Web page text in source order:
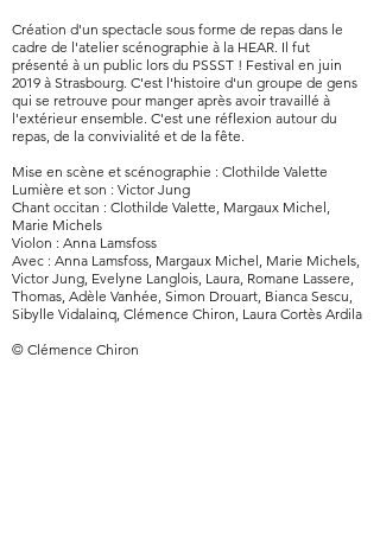
Création d'un spectacle sous forme de repas dans le
cadre de l'atelier scénographie à la HEAR. Il fut
présenté à un public lors du PSSST ! Festival en juin
2019 à Strasbourg. C'est l'histoire d'un groupe de gens
qui se retrouve pour manger après avoir travaillé à
l'extérieur ensemble. C'est une réflexion autour du
repas, de la convivialité et de la fête.
Mise en scène et scénographie : Clothilde Valette
Lumière et son : Victor Jung
Chant occitan : Clothilde Valette, Margaux Michel,
Marie Michels
Violon : Anna Lamsfoss
Avec : Anna Lamsfoss, Margaux Michel, Marie Michels,
Victor Jung, Evelyne Langlois, Laura, Romane Lassere,
Thomas, Adèle Vanhée, Simon Drouart, Bianca Sescu,
Sibylle Vidalainq, Clémence Chiron, Laura Cortès Ardila
© Clémence Chiron